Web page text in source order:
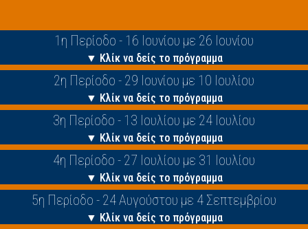
1η Περίοδο - 16 Ιουνίου με 26 Ιουνίου
▼ Κλίκ να δείς το πρόγραμμα
2η Περίοδο - 29 Ιουνίου με 10 Ιουλίου
▼ Κλίκ να δείς το πρόγραμμα
3η Περίοδο - 13 Ιουλίου με 24 Ιουλίου
▼ Κλίκ να δείς το πρόγραμμα
4η Περίοδο - 27 Ιουλίου με 31 Ιουλίου
▼ Κλίκ να δείς το πρόγραμμα
5η Περίοδο - 24 Αυγούστου με 4 Σεπτεμβρίου
▼ Κλίκ να δείς το πρόγραμμα